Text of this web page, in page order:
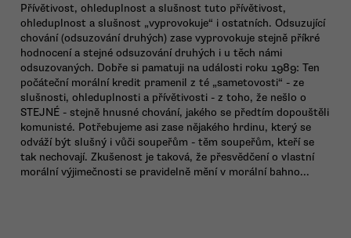
Přívětivost, ohleduplnost a slušnost tuto přívětivost,
ohleduplnost a slušnost „vyprovokuje“ i ostatních. Odsuzující
chování (odsuzování druhých) zase vyprovokuje stejně příkré
hodnocení a stejné odsuzování druhých i u těch námi
odsuzovaných. Dobře si pamatuji na události roku 1989: Ten
počáteční morální kredit pramenil z té „sametovosti“ - ze
slušnosti, ohleduplnosti a přívětivosti - z toho, že nešlo o
STEJNÉ - stejně hnusné chování, jakého se předtím dopouštěli
komunisté. Potřebujeme asi zase nějakého hrdinu, který se
odváží být slušný i vůči soupeřům - těm soupeřům, kteří se
tak nechovají. Zkušenost je taková, že přesvědčení o vlastní
morální výjimečnosti se pravidelně mění v morální bahno...